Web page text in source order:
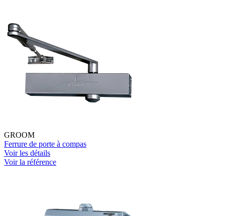
GROOM
Ferrure de porte à compas
Voir les détails
Voir la référence